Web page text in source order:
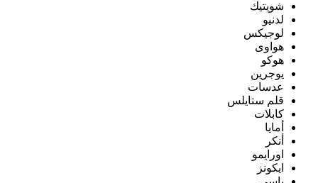
شويتيك
لدنيو
لوجيكس
هواوى
هوكو
يوجرين
عدسات
قلم ستايلس
كابلات
أمايا
أنكر
اورايمو
ايكونز